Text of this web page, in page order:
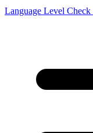
Language Level Check